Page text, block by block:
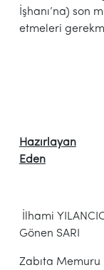
İşhanı’na)
etmeleri
Hazırlayan
Eden
İlhami
Gönen SARI
Zabıta